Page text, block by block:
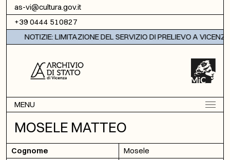
Vai al contenuto
as-vi@cultura.gov.it
+39 0444 510827
NOTIZIE: LIMITAZIONE DEL SERVIZIO DI PRELIEVO A VICENZA
MENU
MOSELE MATTEO
Cognome
Mosele